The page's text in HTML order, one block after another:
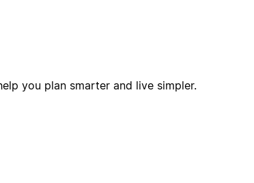
you plan smarter and live simpler.